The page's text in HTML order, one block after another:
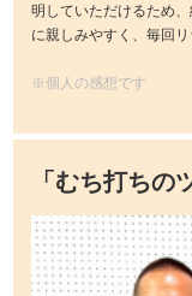
明していただけるため
に親しみやすく、毎回
※個人の感想です
「むち打ちの